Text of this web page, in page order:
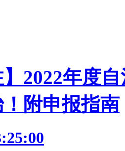
】2022年度
！附申报指南